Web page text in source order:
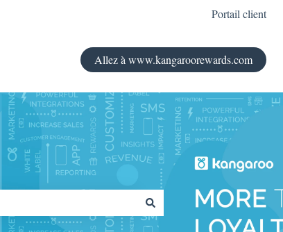
Portail client
Allez à www.kangaroorewards.com